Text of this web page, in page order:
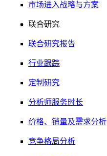
市场进入战略与方案
联合研究
联合研究报告
行业跟踪
定制研究
分析师服务时长
价格、销量及需求分析
竞争格局分析